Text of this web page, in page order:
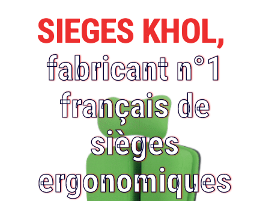
SIEGES KHOL,
fabricant n°1
français de
sièges
ergonomiques